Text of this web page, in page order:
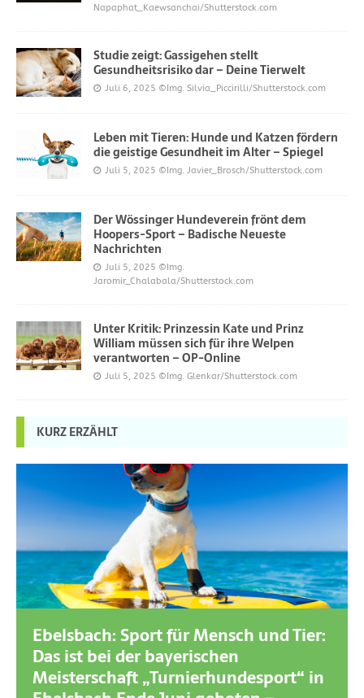
Napaphat_Kaewsanchai/Shutterstock.com
Studie zeigt: Gassigehen stellt
Gesundheitsrisiko dar – Deine Tierwelt
Juli 6, 2025 ©Img. Silvia_Piccirilli/Shutterstock.com
Leben mit Tieren: Hunde und Katzen fördern
die geistige Gesundheit im Alter – Spiegel
Juli 5, 2025 ©Img. Javier_Brosch/Shutterstock.com
Der Wössinger Hundeverein frönt dem
Hoopers-Sport – Badische Neueste
Nachrichten
Juli 5, 2025 ©Img.
Jaromir_Chalabala/Shutterstock.com
Unter Kritik: Prinzessin Kate und Prinz
William müssen sich für ihre Welpen
verantworten – OP-Online
Juli 5, 2025 ©Img. Glenkar/Shutterstock.com
KURZ ERZÄHLT
Ebelsbach: Sport für Mensch und Tier:
Das ist bei der bayerischen
Meisterschaft „Turnierhundesport“ in